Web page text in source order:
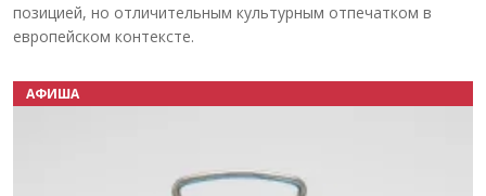
позицией, но отличительным культурным отпечатком в
европейском контексте.
АФИША